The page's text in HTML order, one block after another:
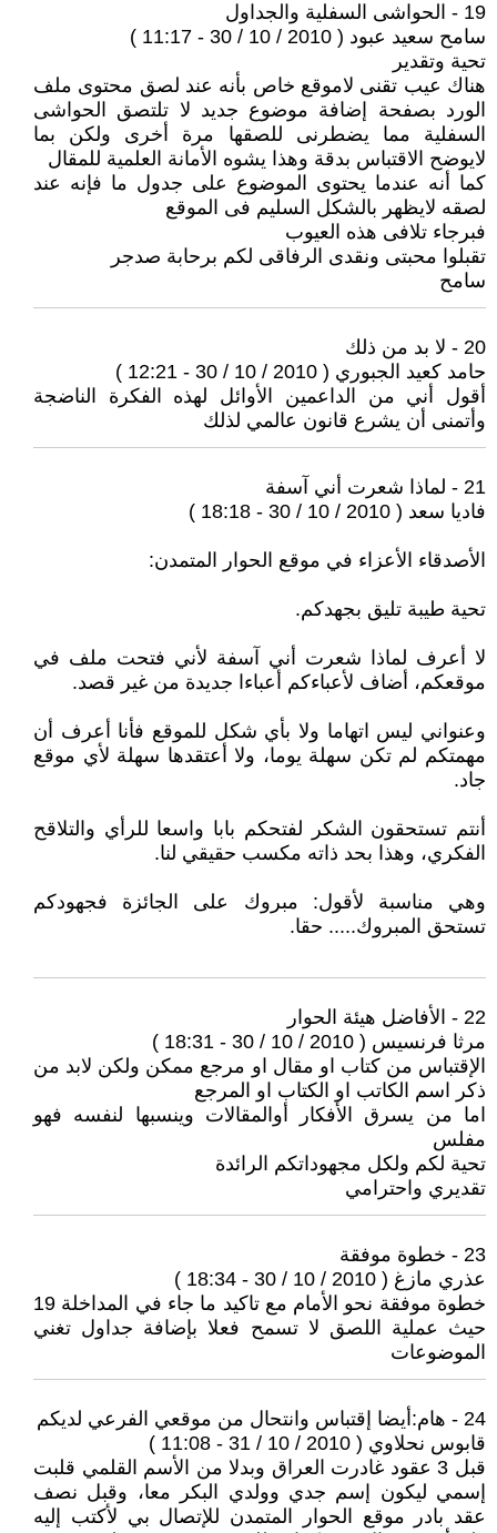
19 - الحواشى السفلية والجداول
سامح سعيد عبود ( 2010 / 10 / 30 - 11:17 )
تحية وتقدير
هناك عيب تقنى لاموقع خاص بأنه عند لصق محتوى ملف
الورد بصفحة إضافة موضوع جديد لا تلتصق الحواشى
السفلية مما يضطرنى للصقها مرة أخرى ولكن بما
لايوضح الاقتباس بدقة وهذا يشوه الأمانة العلمية للمقال
كما أنه عندما يحتوى الموضوع على جدول ما فإنه عند
لصقه لايظهر بالشكل السليم فى الموقع
فبرجاء تلافى هذه العيوب
تقبلوا محبتى ونقدى الرفاقى لكم برحابة صدجر
سامح
20 - لا بد من ذلك
حامد كعيد الجبوري ( 2010 / 10 / 30 - 12:21 )
أقول أني من الداعمين الأوائل لهذه الفكرة الناضجة
وأتمنى أن يشرع قانون عالمي لذلك
21 - لماذا شعرت أني آسفة
فاديا سعد ( 2010 / 10 / 30 - 18:18 )
الأصدقاء الأعزاء في موقع الحوار المتمدن:
تحية طيبة تليق بجهدكم.
لا أعرف لماذا شعرت أني آسفة لأني فتحت ملف في
موقعكم، أضاف لأعباءكم أعباءا جديدة من غير قصد.
وعنواني ليس اتهاما ولا بأي شكل للموقع فأنا أعرف أن
مهمتكم لم تكن سهلة يوما، ولا أعتقدها سهلة لأي موقع
جاد.
أنتم تستحقون الشكر لفتحكم بابا واسعا للرأي والتلاقح
الفكري، وهذا بحد ذاته مكسب حقيقي لنا.
وهي مناسبة لأقول: مبروك على الجائزة فجهودكم
تستحق المبروك..... حقا.
22 - الأفاضل هيئة الحوار
مرثا فرنسيس ( 2010 / 10 / 30 - 18:31 )
الإقتباس من كتاب او مقال او مرجع ممكن ولكن لابد من
ذكر اسم الكاتب او الكتاب او المرجع
اما من يسرق الأفكار أوالمقالات وينسبها لنفسه فهو
مفلس
تحية لكم ولكل مجهوداتكم الرائدة
تقديري واحترامي
23 - خطوة موفقة
عذري مازغ ( 2010 / 10 / 30 - 18:34 )
خطوة موفقة نحو الأمام مع تاكيد ما جاء في المداخلة 19
حيث عملية اللصق لا تسمح فعلا بإضافة جداول تغني
الموضوعات
24 - هام:أيضا إقتباس وانتحال من موقعي الفرعي لديكم
قابوس نحلاوي ( 2010 / 10 / 31 - 11:08 )
قبل 3 عقود غادرت العراق وبدلا من الأسم القلمي قلبت
إسمي ليكون إسم جدي وولدي البكر معا، وقبل نصف
عقد بادر موقع الحوار المتمدن للإتصال بي لأكتب إليه